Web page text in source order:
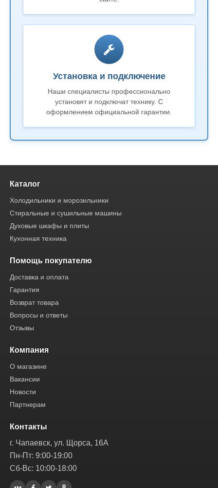
Установка и подключение
Наши специалисты профессионально
установят и подключат технику. С
оформлением официальной гарантии.
Каталог
Холодильники и морозильники
Стиральные и сушильные машины
Духовые шкафы и плиты
Кухонная техника
Помощь покупателю
Доставка и оплата
Гарантия
Возврат товара
Вопросы и ответы
Отзывы
Компания
О магазине
Вакансии
Новости
Партнерам
Контакты
г. Чапаевск, ул. Щорса, 16А
Пн-Пт: 9:00-19:00
Сб-Вс: 10:00-18:00